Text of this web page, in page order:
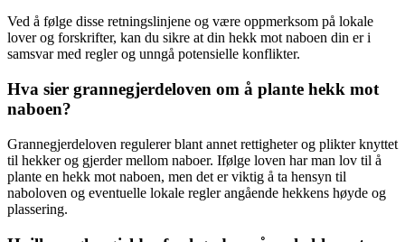
Ved å følge disse retningslinjene og være oppmerksom på lokale
lover og forskrifter, kan du sikre at din hekk mot naboen din er i
samsvar med regler og unngå potensielle konflikter.
Hva sier grannegjerdeloven om å plante hekk mot
naboen?
Grannegjerdeloven regulerer blant annet rettigheter og plikter knyttet
til hekker og gjerder mellom naboer. Ifølge loven har man lov til å
plante en hekk mot naboen, men det er viktig å ta hensyn til
naboloven og eventuelle lokale regler angående hekkens høyde og
plassering.